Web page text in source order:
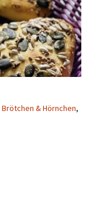
Brötchen & Hörnchen,